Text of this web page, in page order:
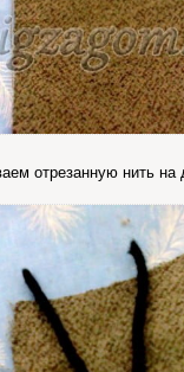
отрезанную нить на